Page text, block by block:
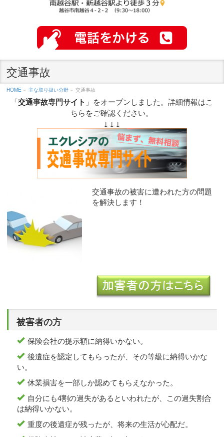
交通事故
HOME » 主な取り扱い分野 » 交通事故
「交通事故専門サイト 」をオープンしました。詳細情報はこ
ちらをご確認ください。
↓↓↓
交通事故の被害に遭われた方の問題
を解決します！
被害者の方
保険会社の提示額に納得いかない。
後遺症を認定してもらったが、その等級に納得いかな
い。
休業損害を一部しか認めてもらえなかった。
自分にも4割の過失があるといわれたが、この過失割合
は納得いかない。
重度の後遺症が残ったが、将来の生活が心配だ。